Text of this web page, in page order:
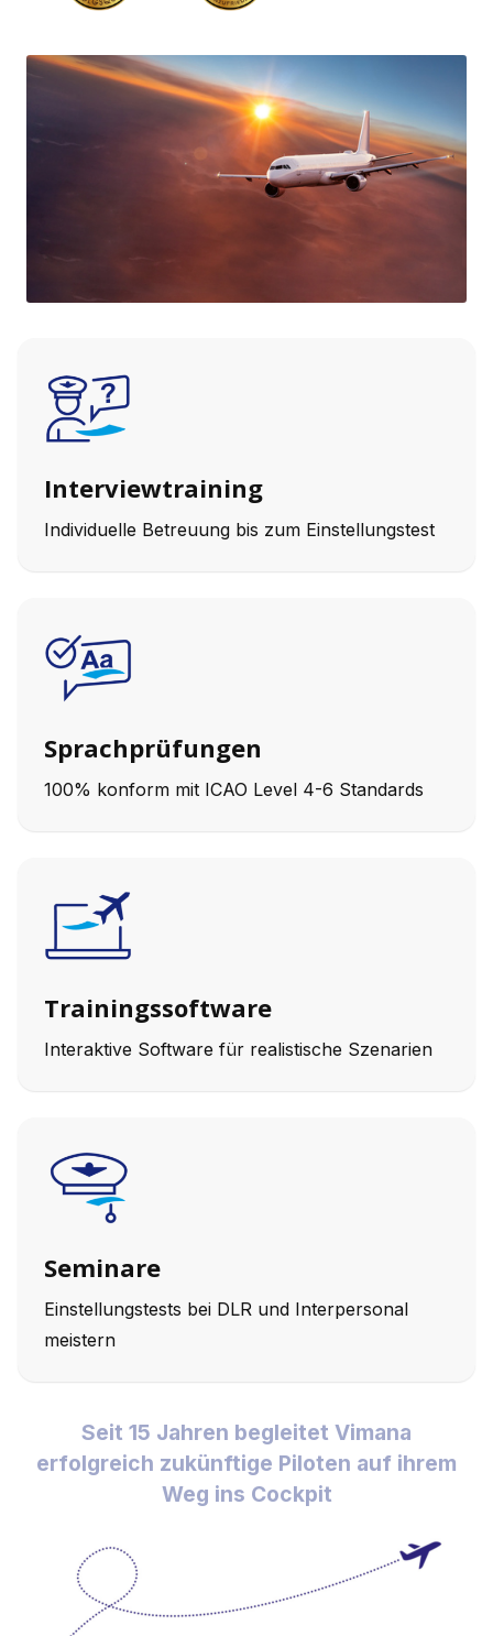
Interviewtraining
Individuelle Betreuung bis zum Einstellungstest
Sprachprüfungen
100% konform mit ICAO Level 4-6 Standards
Trainingssoftware
Interaktive Software für realistische Szenarien
Seminare
Einstellungstests bei DLR und Interpersonal
meistern
Seit 15 Jahren begleitet Vimana
erfolgreich zukünftige Piloten auf ihrem
Weg ins Cockpit